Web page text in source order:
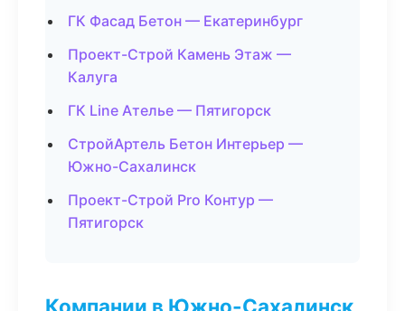
ГК Фасад Бетон — Екатеринбург
Проект-Строй Камень Этаж —
Калуга
ГК Line Ателье — Пятигорск
СтройАртель Бетон Интерьер —
Южно-Сахалинск
Проект-Строй Pro Контур —
Пятигорск
Компании в Южно-Сахалинск